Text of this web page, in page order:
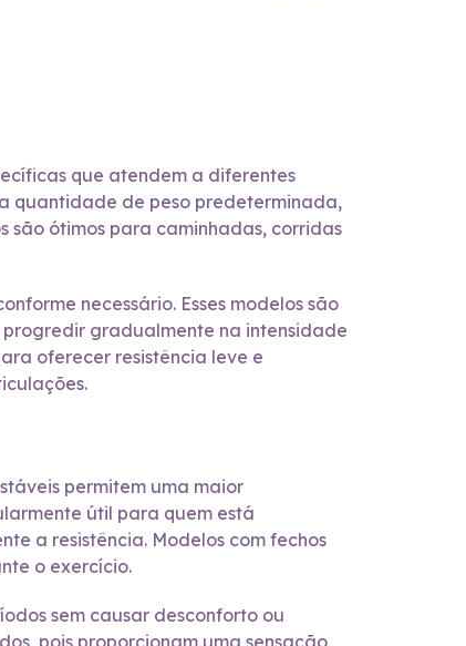
que atendem a diferentes
quantidade de peso predeterminada,
são ótimos para caminhadas, corridas
necessário. Esses modelos são
gradualmente na intensidade
oferecer resistência leve e
permitem uma maior
útil para quem está
a resistência. Modelos com fechos
o exercício.
sem causar desconforto ou